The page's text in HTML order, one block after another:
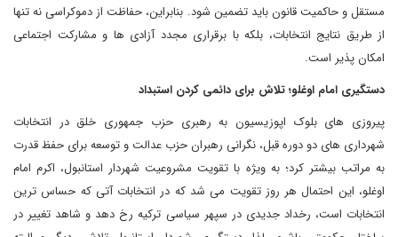
مستقل و حاکمیت قانون باید تضمین شود. بنابراین، حفاظت از دموکراسی نه تنها
از طریق نتایج انتخابات، بلکه با برقراری مجدد آزادی ها و مشارکت اجتماعی
امکان پذیر است.
دستگیری امام اوغلو؛ تلاش برای دائمی کردن استبداد
پیروزی های بلوک اپوزیسیون به رهبری حزب جمهوری خلق در انتخابات
شهرداری های دو دوره قبل، نگرانی رهبران حزب عدالت و توسعه برای حفظ قدرت
به مراتب بیشتر کرد؛ به ویژه با تقویت مشروعیت شهردار استانبول، اکرم امام
اوغلو، این احتمال هر روز تقویت می شد که در انتخابات آتی که حساس ترین
انتخابات است، رخداد جدیدی در سپهر سیاسی ترکیه رخ دهد و شاهد تغییر در